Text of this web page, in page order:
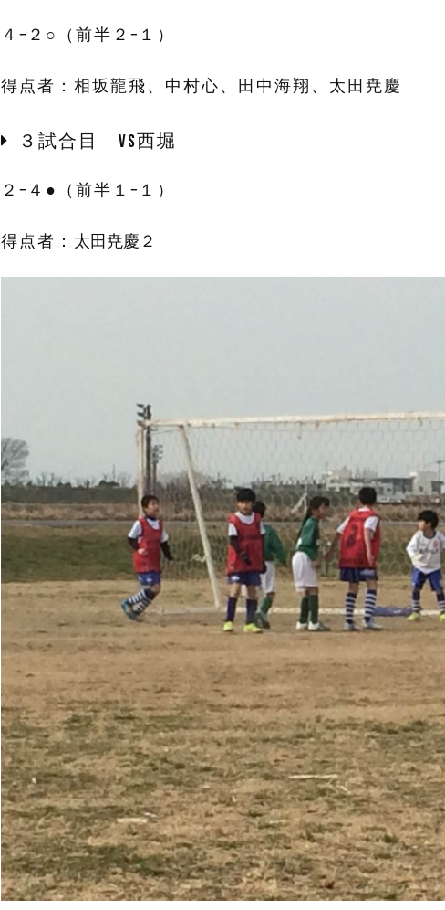
４−２○（前半２−１）
得点者：相坂龍飛、中村心、田中海翔、太田尭慶
３試合目 VS西堀
２−４●（前半１−１）
得点者： 太田尭慶２